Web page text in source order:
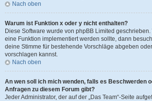
Nach oben
Warum ist Funktion x oder y nicht enthalten?
Diese Software wurde von phpBB Limited
eine Funktion implementiert werden sollte, dann
deine Stimme für bestehende Vorschläge abgeben
vorschlagen kannst.
Nach oben
An wen soll ich mich wenden, falls es Beschwerden
Anfragen zu diesem Forum gibt?
Jeder Administrator, der auf der „Das Team“-Seite